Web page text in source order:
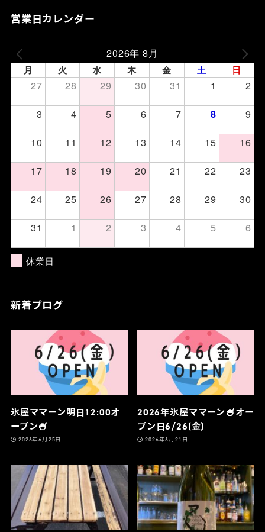
営業日カレンダー
2026年 8月
月 火 水 木 金 土 日
27 28 29 30 31 1
2
3
4 5 6 7 8
9
10
11 12 13 14 15
16
17
18 19 20 21 22
23
24
25 26 27 28 29
30
31
1 2 3 4 5 6
休業日
新着ブログ
氷屋ママーン明日12:00オ
ープン🍧
2026年6月25日
2026年氷屋ママーン🍧オー
プン日6/26(金)
2026年6月21日